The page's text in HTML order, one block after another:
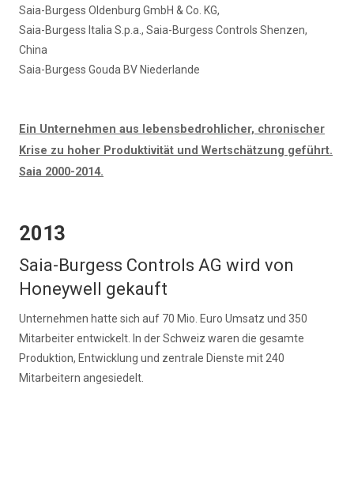
Saia-Burgess Oldenburg GmbH & Co. KG,
Saia-Burgess Italia S.p.a., Saia-Burgess Controls Shenzen,
China
Saia-Burgess Gouda BV Niederlande
Ein Unternehmen aus lebensbedrohlicher, chronischer
Krise zu hoher Produktivität und Wertschätzung geführt.
Saia 2000-2014.
2013
Saia-Burgess Controls AG wird von
Honeywell gekauft
Unternehmen hatte sich auf 70 Mio. Euro Umsatz und 350
Mitarbeiter entwickelt. In der Schweiz waren die gesamte
Produktion, Entwicklung und zentrale Dienste mit 240
Mitarbeitern angesiedelt.